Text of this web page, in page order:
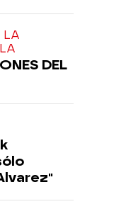
LA
DEL